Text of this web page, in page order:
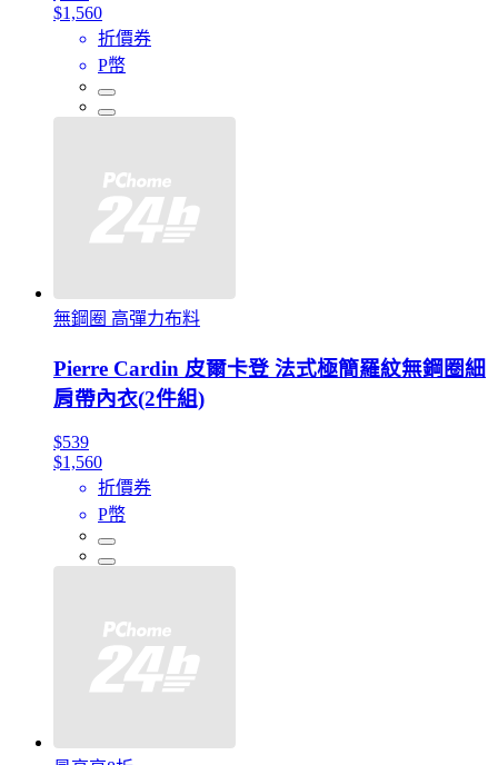
$1,560
折價券
P幣
無鋼圈 高彈力布料
Pierre Cardin 皮爾卡登 法式極簡羅紋無鋼圈細
肩帶內衣(2件組)
$539
$1,560
折價券
P幣